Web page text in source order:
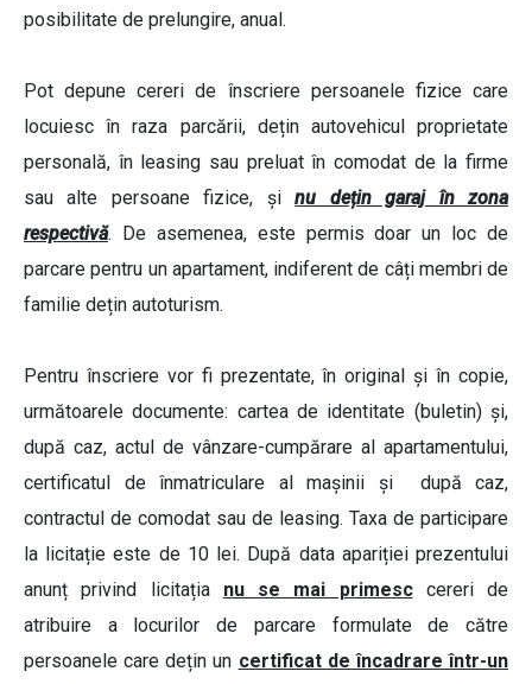
posibilitate de prelungire, anual.
Pot depune cereri de înscriere persoanele fizice care
locuiesc în raza parcării, dețin autovehicul proprietate
personală, în leasing sau preluat în comodat de la firme
sau alte persoane fizice, șinu dețin garaj în zona
respectivă. De asemenea, este permis doar un loc de
parcare pentru un apartament, indiferent de câți membri de
familie dețin autoturism.
Pentru înscriere vor fi prezentate, în original și în copie,
următoarele documente: cartea de identitate (buletin) și,
după caz, actul de vânzare-cumpărare al apartamentului,
certificatul de înmatriculare al mașinii și după caz,
contractul de comodat sau de leasing. Taxa de participare
la licitație este de 10 lei. După data apariției prezentului
anunț privind licitația nu se mai primesccereri de
atribuire a locurilor de parcare formulate de către
persoanele care dețin un certificat de încadrare într-un